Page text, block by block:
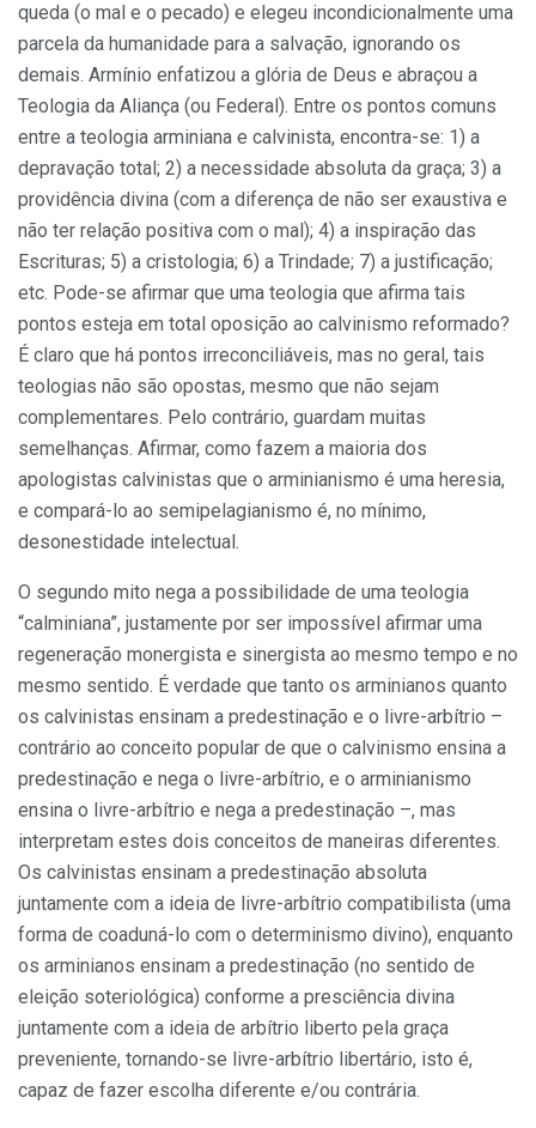
queda (o mal e o pecado) e elegeu incondicionalmente uma
parcela da humanidade para a salvação, ignorando os
demais. Armínio enfatizou a glória de Deus e abraçou a
Teologia da Aliança (ou Federal). Entre os pontos comuns
entre a teologia arminiana e calvinista, encontra-se: 1) a
depravação total; 2) a necessidade absoluta da graça; 3) a
providência divina (com a diferença de não ser exaustiva e
não ter relação positiva com o mal); 4) a inspiração das
Escrituras; 5) a cristologia; 6) a Trindade; 7) a justificação;
etc. Pode-se afirmar que uma teologia que afirma tais
pontos esteja em total oposição ao calvinismo reformado?
É claro que há pontos irreconciliáveis, mas no geral, tais
teologias não são opostas, mesmo que não sejam
complementares. Pelo contrário, guardam muitas
semelhanças. Afirmar, como fazem a maioria dos
apologistas calvinistas que o arminianismo é uma heresia,
e compará-lo ao semipelagianismo é, no mínimo,
desonestidade intelectual.
O segundo mito nega a possibilidade de uma teologia
“calminiana”, justamente por ser impossível afirmar uma
regeneração monergista e sinergista ao mesmo tempo e no
mesmo sentido. É verdade que tanto os arminianos quanto
os calvinistas ensinam a predestinação e o livre-arbítrio –
contrário ao conceito popular de que o calvinismo ensina a
predestinação e nega o livre-arbítrio, e o arminianismo
ensina o livre-arbítrio e nega a predestinação –, mas
interpretam estes dois conceitos de maneiras diferentes.
Os calvinistas ensinam a predestinação absoluta
juntamente com a ideia de livre-arbítrio compatibilista (uma
forma de coaduná-lo com o determinismo divino), enquanto
os arminianos ensinam a predestinação (no sentido de
eleição soteriológica) conforme a presciência divina
juntamente com a ideia de arbítrio liberto pela graça
preveniente, tornando-se livre-arbítrio libertário, isto é,
capaz de fazer escolha diferente e/ou contrária.